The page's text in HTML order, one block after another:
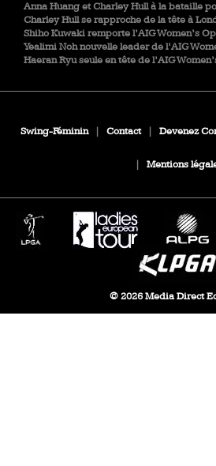
Anna Huang et Charley Hull à la bataille
Charley Hull se rapproche de la tête à
Shiho Kuwaki remporte l’AIG Women’s
Yealimi Noh nouvelle leader de l’AIG
Haeran Ryu seule en tête de l’AIG
Swing-Féminin Contact Devenez
Mentions
© 2026 Media Direct